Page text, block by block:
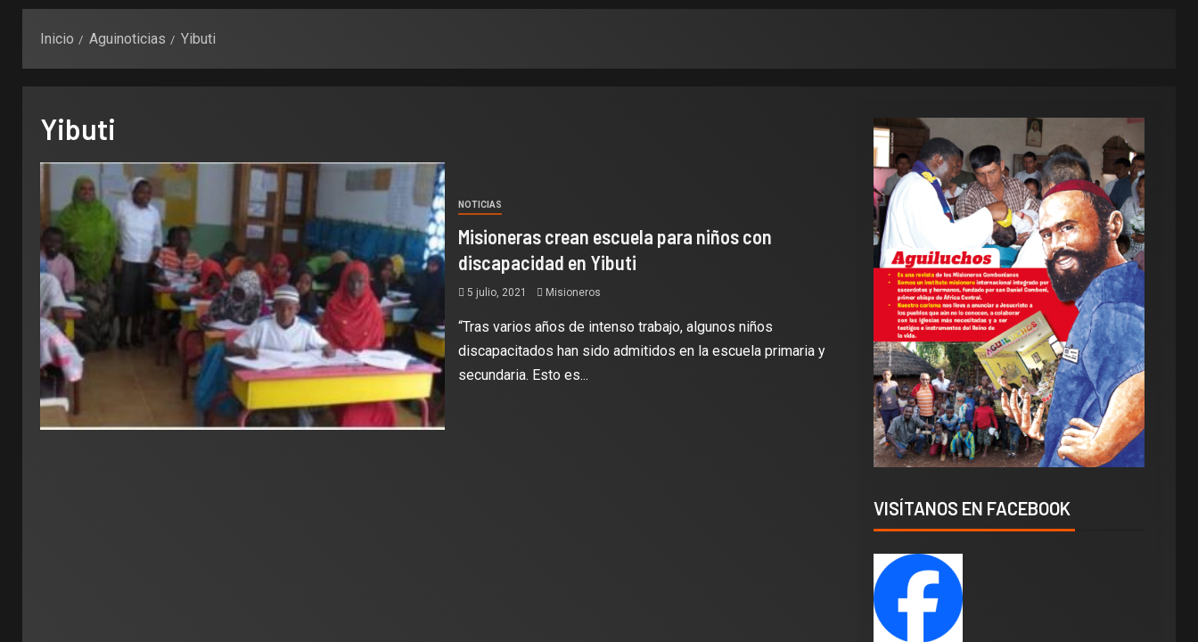
Inicio Aguinoticias Yibuti
Yibuti
NOTICIAS
Misioneras crean escuela para niños con
discapacidad en Yibuti
5 julio, 2021 Misioneros
“Tras varios años de intenso trabajo, algunos niños
discapacitados han sido admitidos en la escuela primaria y
secundaria. Esto es...
VISÍTANOS EN FACEBOOK